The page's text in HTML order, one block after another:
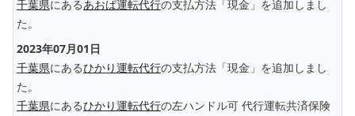
千葉県にあるあおば運転代行の支払方法「現金」を追加しまし
た。
2023年07月01日
千葉県にあるひかり運転代行の支払方法「現金」を追加しまし
た。
千葉県にあるひかり運転代行の左ハンドル可 代行運転共済保険